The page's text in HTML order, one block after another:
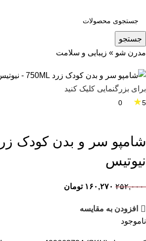
جستجو
مدرن شو » زیبایی و سلامت
برای بزرگنمایی کلیک کنید
5
★
نیوتیس
۲۵۲,۰۰۰ ۱۶۰,۲۷۰ تومان
افزودن به مقایسه
ناموجود